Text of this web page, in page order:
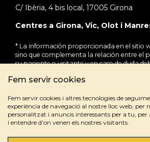
Fem servir cookies
Fem servir cookies i altres tecnologies de
experiència de navegació al nostre lloc web,
personalitzat i anuncis interessants per a tu,
i entendre d’on venen els nostres visitants.
C/ Ibèria, 4 bis local, 17005 Girona
Centres a Girona, Vic, Olot i
* La información proporcionada en el sitio
sino que complementa la relación entre el
su paciente o visitante y en caso de duda